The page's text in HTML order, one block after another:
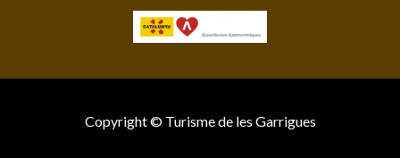
Copyright © Turisme de les Garrigues